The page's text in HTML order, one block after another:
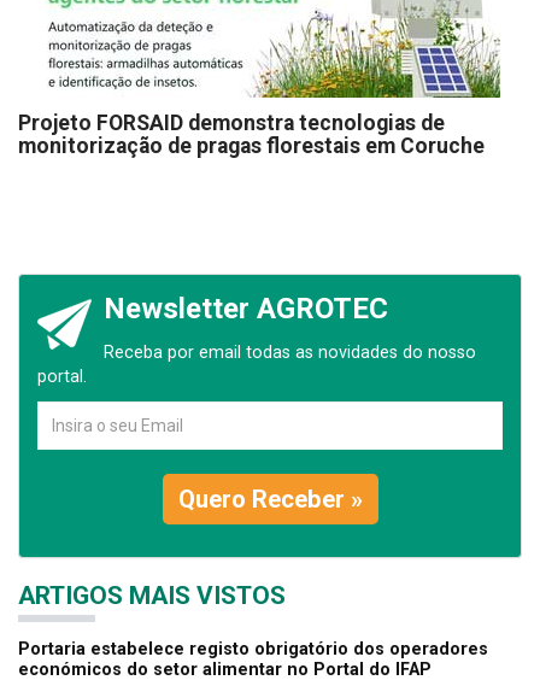
Projeto FORSAID demonstra tecnologias de
monitorização de pragas florestais em Coruche
Newsletter AGROTEC
Receba por email todas as novidades do nosso
portal.
Quero Receber »
ARTIGOS MAIS VISTOS
Portaria estabelece registo obrigatório dos operadores
económicos do setor alimentar no Portal do IFAP